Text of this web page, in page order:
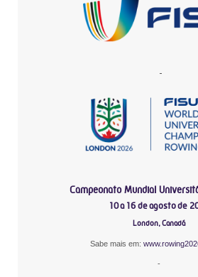
-
Campeonato Mundial
10 a 16 de agosto de
London, Canadá
Sabe mais em:
-